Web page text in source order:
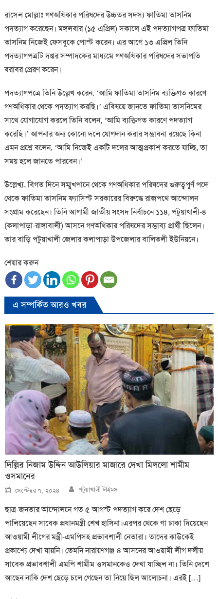
রাসেল মোল্লাঃ গণঅধিকার পরিষদের উচ্চতর সদস্য ফাতিমা তাসনিম
পদত্যাগ করেছেন। মঙ্গলবার (১৫ এপ্রিল) সকালে এই পদত্যাগপত্র ফাতিমা
তাসনিম নিজেই ফেসবুকে পোস্ট করেন। এর আগে ১৩ এপ্রিল তিনি
পদত্যাগপত্রটি দপ্তর সম্পাদকের মাধ্যমে গণঅধিকার পরিষদের সভাপতি
বরাবর প্রেরণ করেন।
পদত্যাগপত্রে তিনি উল্লেখ করেন. ‘আমি ফাতিমা তাসনিম ব্যক্তিগত কারণে
গণঅধিকার থেকে পদত্যাগ করছি।’ এবিষয়ে জানতে ফাতিমা তাসনিমের
সাথে যোগাযোগ করলে তিনি বলেন, ‘আমি ব্যক্তিগত কারণে পদত্যাগ
করেছি।’ আপনার অন্য কোনো দলে যোগদান করার সম্ভাবনা রয়েছে কিনা
এমন প্রশ্নে বলেন, ‘আমি নিজেই একটি দলের আত্মপ্রকাশ করতে যাচ্ছি, তা
সময় হলে জানতে পারবেন।’
উল্লেখ্য, বিগত দিনে সম্মুখপানে থেকে গণঅধিকার পরিষদের গুরুত্বপূর্ণ পদে
থেকে ফাতিমা তাসনিম ফ্যাসিস্ট সরকারের বিরুদ্ধে রাজপথে আন্দোলন
সংগ্রাম করেছেন। তিনি আগামী জাতীয় সংসদ নির্বাচনে ১১৪, পটুয়াখালী-৪
(কলাপাড়া-রাঙ্গাবালী) আসনে গণঅধিকার পরিষদের সম্ভাব্য প্রার্থী ছিলেন।
তার বাড়ি পটুয়াখালী জেলার কলাপাড়া উপজেলার বালিতলী ইউনিয়নে।
শেয়ার করুন
এ সম্পর্কিত আরও খবর
দিল্লির নিজাম উদ্দিন আউলিয়ার মাজারে দেখা মিললো শামীম
ওসমানের
Posted
on
সেপ্টেম্বর ৭, ২০২৪ Author
পটুয়াখালী টাইমস
ছাত্র-জনতার আন্দোলনে গত ৫ আগস্ট পদত্যাগ করে দেশ ছেড়ে
পালিয়েছেন সাবেক প্রধানমন্ত্রী শেখ হাসিনা।এরপর থেকে গা ঢাকা দিয়েছেন
আওয়ামী লীগের মন্ত্রী-এমপিসহ প্রভাবশালী নেতারা। তাদের কাউকেই
প্রকাশ্যে দেখা যায়নি। তেমনি নারায়ণগঞ্জ-৪ আসনের আওয়ামী লীগ দলীয়
সাবেক প্রভাবশালী এমপি শামীম ওসমানকেও দেখা যাচ্ছিল না। তিনি দেশে
আছেন নাকি দেশ ছেড়ে চলে গেছেন তা নিয়ে ছিল আলোচনা। এরই […]